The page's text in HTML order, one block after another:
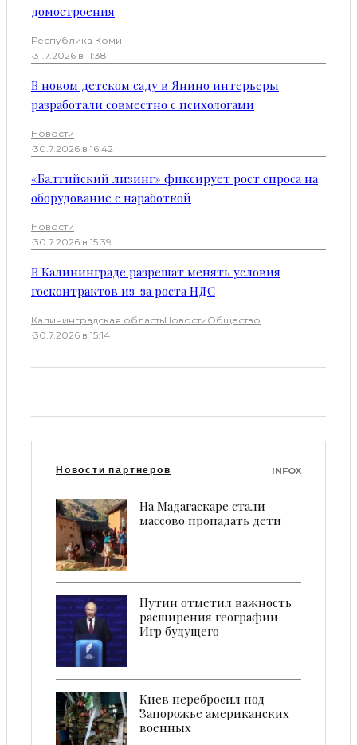
домостроения
Республика Коми
·31.7.2026 в 11:38
В новом детском саду в Янино интерьеры
разработали совместно с психологами
Новости
·30.7.2026 в 16:42
«Балтийский лизинг» фиксирует рост спроса на
оборудование с наработкой
Новости
·30.7.2026 в 15:39
В Калининграде разрешат менять условия
госконтрактов из-за роста НДС
Калининградская областьНовостиОбщество
·30.7.2026 в 15:14
Новости партнеров INFOX
На Мадагаскаре стали
массово пропадать дети
Путин отметил важность
расширения географии
Игр будущего
Киев перебросил под
Запорожье американских
военных